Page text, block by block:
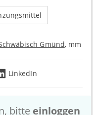
Gmünd mm
LinkedIn
bitte einloggen